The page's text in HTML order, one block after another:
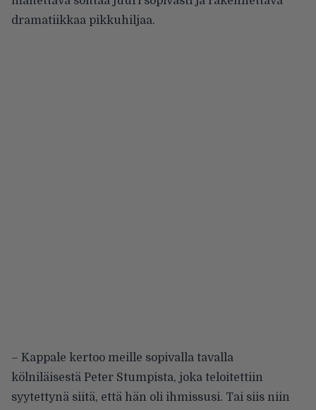
dramatiikkaa pikkuhiljaa.
– Kappale kertoo meille sopivalla tavalla
kölniläisestä Peter Stumpista, joka teloitettiin
syytettynä siitä, että hän oli ihmissusi. Tai siis niin